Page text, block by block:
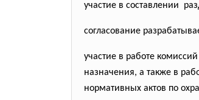
участие в составлении
согласование
участие в работе
назначения, а также в
нормативных актов по